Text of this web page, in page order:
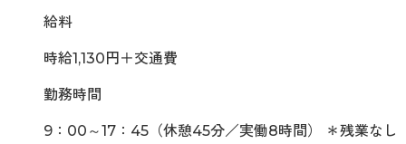
給料
時給1,130円＋交通費
勤務時間
9：00～17：45（休憩45分／実働8時間） ＊残業なし